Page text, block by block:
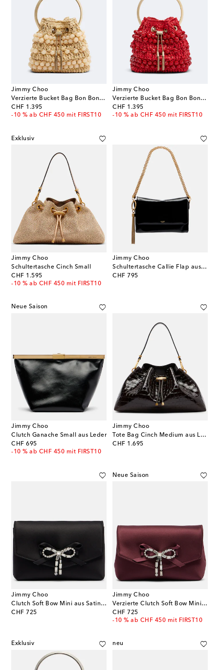
Jimmy Choo
Verzierte Bucket Bag Bon Bon Small aus Raffiabast
CHF 1.395
original price
-10 % ab CHF 450 mit FIRST10
Jimmy Choo
Verzierte Bucket Bag Bon Bon Small aus Raffiabast
CHF 1.395
original price
-10 % ab CHF 450 mit FIRST10
Exklusiv
Jimmy Choo
Schultertasche Cinch Small
CHF 1.595
original price
-10 % ab CHF 450 mit FIRST10
Jimmy Choo
Schultertasche Callie Flap aus Leder
CHF 795
original price
Neue Saison
Jimmy Choo
Clutch Ganache Small aus Leder
CHF 695
original price
-10 % ab CHF 450 mit FIRST10
Jimmy Choo
Tote Bag Cinch Medium aus Leder
CHF 1.695
original price
Jimmy Choo
Clutch Soft Bow Mini aus Satin mit Kristallen
CHF 725
original price
Neue Saison
Jimmy Choo
Verzierte Clutch Soft Bow Mini aus Satin
CHF 725
original price
-10 % ab CHF 450 mit FIRST10
Exklusiv neu